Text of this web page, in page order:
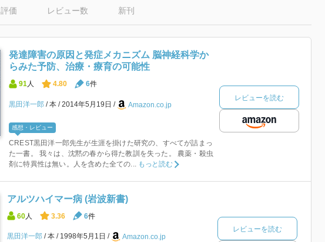
評価 レビュー数 新刊
発達障害の原因と発症メカニズム 脳神経科学か
らみた予防、治療・療育の可能性
91人 4.80 6件
黒田洋一郎 本 2014年5月19日 Amazon.co.jp
感想・レビュー
CREST黒田洋一郎先生が生涯を掛けた研究の、すべてが詰まっ
た一書。 我々は、沈黙の春から得た教訓を失った。 農薬・殺虫
剤に特異性は無い。人を含めた全ての...
もっと読む
レビューを読む
アルツハイマー病 (岩波新書)
60 人 3.36 6件
黒田洋一郎 本 1998年5月1日 Amazon.co.jp
レビューを読む